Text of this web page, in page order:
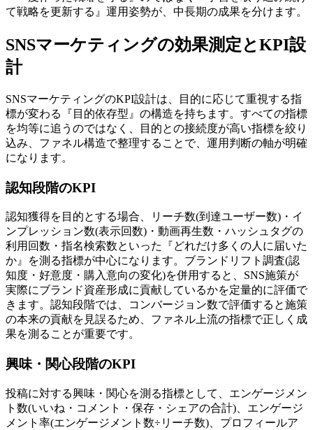
て戦略を更新する』運用姿勢が、中長期の成果を分けます。
SNSマーケティングの効果測定とKPI設
計
SNSマーケティングのKPI設計は、目的に応じて重視する指
標が変わる『目的依存型』の構造を持ちます。すべての指標
を均等に追うのではなく、目的との接続度が高い指標を絞り
込み、ファネル構造で整理することで、運用判断の軸が明確
になります。
認知段階のKPI
認知獲得を目的とする場合、リーチ数(到達ユーザー数)・イ
ンプレッション数(表示回数)・動画再生数・ハッシュタグの
利用回数・指名検索数といった『どれだけ多くの人に届いた
か』を測る指標が中心になります。ブランドリフト調査(認
知度・好意度・購入意向の変化)を併用すると、SNS施策が
実際にブランド資産形成に貢献しているかを定量的に評価で
きます。認知段階では、コンバージョン数で評価すると施策
の本来の貢献を見誤るため、ファネル上流の指標で正しく成
果を測ることが重要です。
興味・関心段階のKPI
投稿に対する興味・関心を測る指標として、エンゲージメン
ト数(いいね・コメント・保存・シェアの合計)、エンゲージ
メント率(エンゲージメント数÷リーチ数)、プロフィールア